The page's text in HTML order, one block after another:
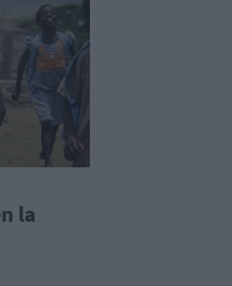
la